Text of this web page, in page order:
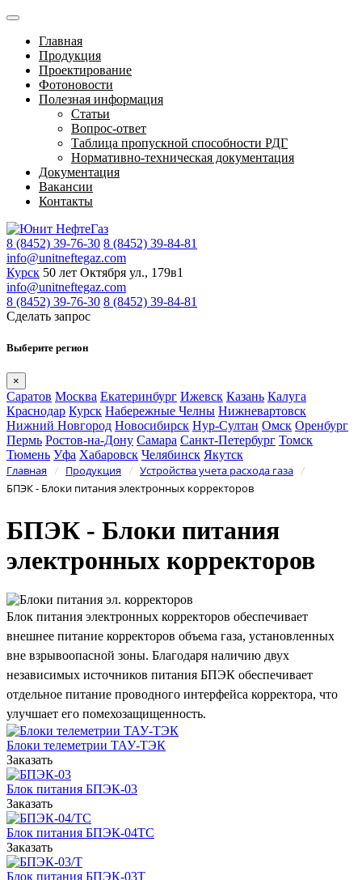
Главная
Продукция
Проектирование
Фотоновости
Полезная информация
Статьи
Вопрос-ответ
Таблица пропускной способности РДГ
Нормативно-техническая документация
Документация
Вакансии
Контакты
8 (8452) 39-76-30 8 (8452) 39-84-81
info@unitneftegaz.com
Курск 50 лет Октября ул., 179в1
info@unitneftegaz.com
8 (8452) 39-76-30 8 (8452) 39-84-81
Сделать запрос
Выберите регион
×
Саратов Москва Екатеринбург Ижевск Казань Калуга
Краснодар Курск Набережные Челны Нижневартовск
Нижний Новгород Новосибирск Нур-Султан Омск Оренбург
Пермь Ростов-на-Дону Самара Санкт-Петербург Томск
Тюмень Уфа Хабаровск Челябинск Якутск
Главная / Продукция / Устройства учета расхода газа /
БПЭК - Блоки питания электронных корректоров
БПЭК - Блоки питания
электронных корректоров
Блок питания электронных корректоров обеспечивает
внешнее питание корректоров объема газа, установленных
вне взрывоопасной зоны. Благодаря наличию двух
независимых источников питания БПЭК обеспечивает
отдельное питание проводного интерфейса корректора, что
улучшает его помехозащищенность.
Блоки телеметрии ТАУ-ТЭК
Заказать
Блок питания БПЭК-03
Заказать
Блок питания БПЭК-04ТС
Заказать
Блок питания БПЭК-03Т